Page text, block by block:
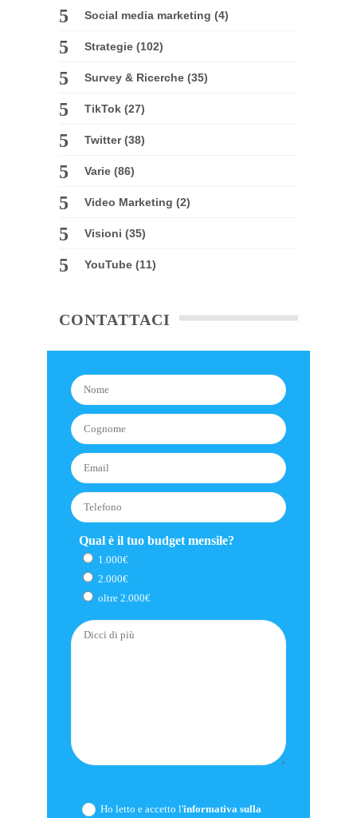
Social media marketing (4)
Strategie (102)
Survey & Ricerche (35)
TikTok (27)
Twitter(38)
Varie (86)
Video Marketing (2)
Visioni (35)
YouTube (11)
CONTATTACI
Qual è il tuo budget mensile?
1.000€
2.000€
oltre 2.000€
Ho letto e accetto l'informativa sulla